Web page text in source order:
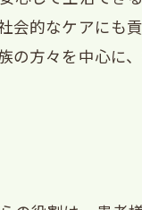
的なケアにも貢
の方々を中心に